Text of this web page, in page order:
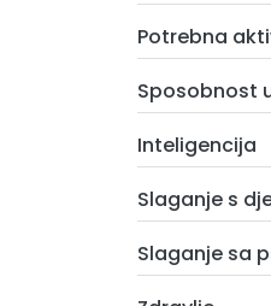
Potrebna
Sposobnost
Inteligencija
Slaganje s
Slaganje sa